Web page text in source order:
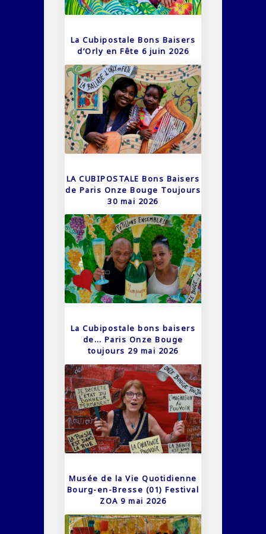
La Cubipostale Bons Baisers
d’Orly en Fête 6 juin 2026
LA CUBIPOSTALE Bons Baisers
de Paris Onze Bouge Toujours
30 mai 2026
La Cubipostale bons baisers
de… Paris Onze Bouge
toujours 29 mai 2026
Musée de la Vie Quotidienne
Bourg-en-Bresse (01) Festival
ZOA 9 mai 2026